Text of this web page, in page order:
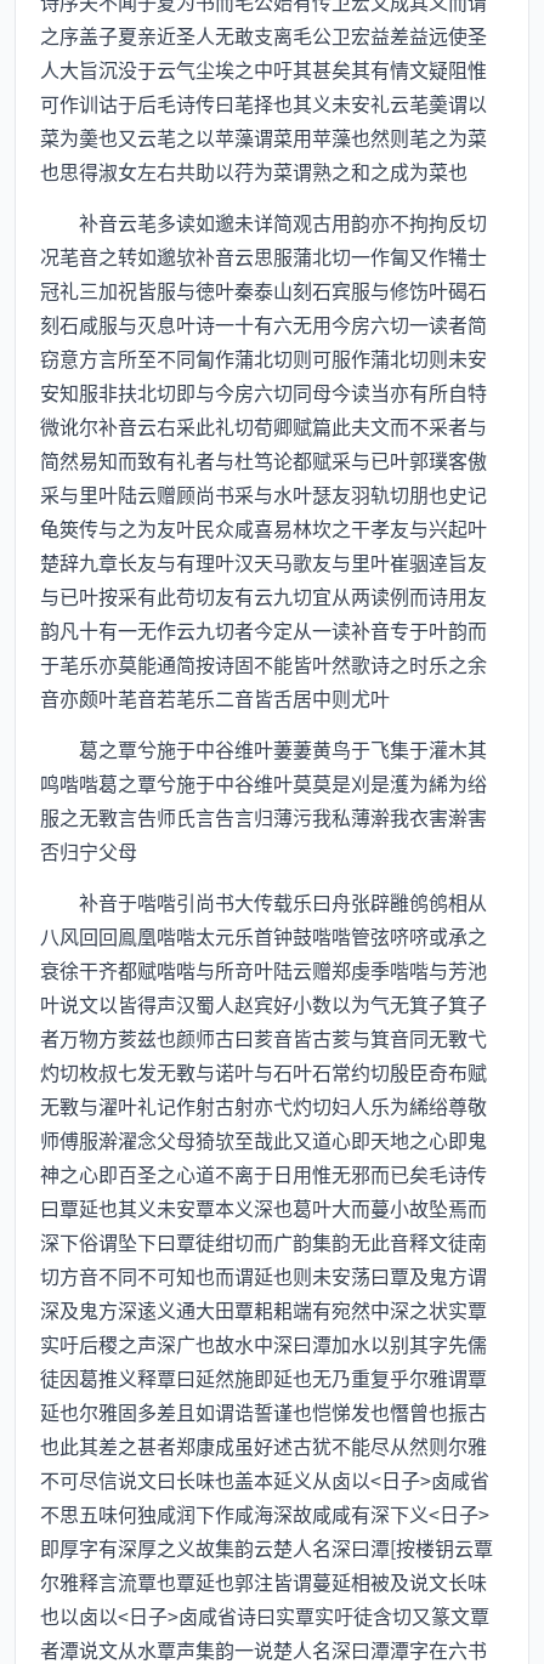
之序盖子夏亲近圣人无敢支离毛公卫宏益差益远使圣
人大旨沉没于云气尘埃之中吁其甚矣其有情文疑阻惟
可作训诂于后毛诗传曰芼择也其义未安礼云芼羮谓以
菜为羮也又云芼之以苹藻谓菜用苹藻也然则芼之为菜
也思得淑女左右共助以荇为菜谓熟之和之成为菜也
补音云芼多读如邈未详简观古用韵亦不拘拘反切
况芼音之转如邈欤补音云思服蒲北切一作匐又作犕士
冠礼三加祝皆服与徳叶秦泰山刻石宾服与修饬叶碣石
刻石咸服与灭息叶诗一十有六无用今房六切一读者简
窃意方言所至不同匐作蒲北切则可服作蒲北切则未安
安知服非扶北切即与今房六切同母今读当亦有所自特
微讹尔补音云右采此礼切荀卿赋篇此夫文而不采者与
简然易知而致有礼者与杜笃论都赋采与已叶郭璞客傲
采与里叶陆云赠顾尚书采与水叶瑟友羽轨切朋也史记
龟筴传与之为友叶民众咸喜易林坎之干孝友与兴起叶
楚辞九章长友与有理叶汉天马歌友与里叶崔骃逹旨友
与已叶按采有此苟切友有云九切宜从两读例而诗用友
韵凡十有一无作云九切者今定从一读补音专于叶韵而
于芼乐亦莫能通简按诗固不能皆叶然歌诗之时乐之余
音亦颇叶芼音若芼乐二音皆舌居中则尤叶
葛之覃兮施于中谷维叶萋萋黄鸟于飞集于灌木其
鸣喈喈葛之覃兮施于中谷维叶莫莫是刈是濩为絺为绤
服之无斁言告师氏言告言归薄污我私薄澣我衣害澣害
否归宁父母
补音于喈喈引尚书大传载乐曰舟张辟雝鸧鸧相从
八风回回鳯凰喈喈太元乐首钟鼓喈喈管弦哜哜或承之
衰徐干齐都赋喈喈与所竒叶陆云赠郑虔季喈喈与芳池
叶说文以皆得声汉蜀人赵宾好小数以为气无箕子箕子
者万物方荄兹也颜师古曰荄音皆古荄与箕音同无斁弋
灼切枚叔七发无斁与诺叶与石叶石常约切殷臣奇布赋
无斁与濯叶礼记作射古射亦弋灼切妇人乐为絺绤尊敬
师傅服澣濯念父母猗欤至哉此又道心即天地之心即鬼
神之心即百圣之心道不离于日用惟无邪而已矣毛诗传
曰覃延也其义未安覃本义深也葛叶大而蔓小故坠焉而
深下俗谓坠下曰覃徒绀切而广韵集韵无此音释文徒南
切方音不同不可知也而谓延也则未安荡曰覃及鬼方谓
深及鬼方深逺义通大田覃耜耜端有宛然中深之状实覃
实吁后稷之声深广也故水中深曰潭加水以别其字先儒
徒因葛推义释覃曰延然施即延也无乃重复乎尔雅谓覃
延也尔雅固多差且如谓诰誓谨也恺悌发也憯曾也振古
也此其差之甚者郑康成虽好述古犹不能尽从然则尔雅
不可尽信说文曰长味也盖本延义从卤以<日子>卤咸省
不思五味何独咸润下作咸海深故咸咸有深下义<日子>
即厚字有深厚之义故集韵云楚人名深曰潭[按楼钥云覃
尔雅释言流覃也覃延也郭注皆谓蔓延相被及说文长味
也以卤以<日子>卤咸省诗曰实覃实吁徒含切又篆文覃
者潭说文从水覃声集韵一说楚人名深曰潭潭字在六书